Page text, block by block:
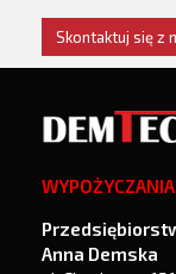
Skontaktuj się z
Anna Demska